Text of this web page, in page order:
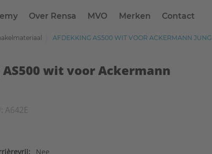
Over Rensa MVO Merken Contact
AFDEKKING AS500 WIT VOOR ACKERMANN JUNG
wit voor Ackermann
A642E
Nee